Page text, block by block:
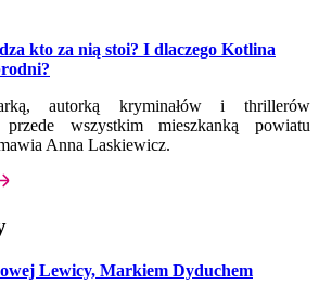
kto za nią stoi? I dlaczego Kotlina
autorką kryminałów i thrillerów
wszystkim mieszkanką powiatu
Anna Laskiewicz.
Lewicy, Markiem Dyduchem